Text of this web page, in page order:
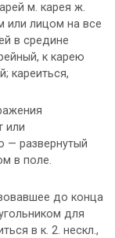
м. карея ж.
или лицом на все
в средине
к карею
кареиться,
или
— развернутый
в поле.
до конца
для
в к. 2. нескл.,